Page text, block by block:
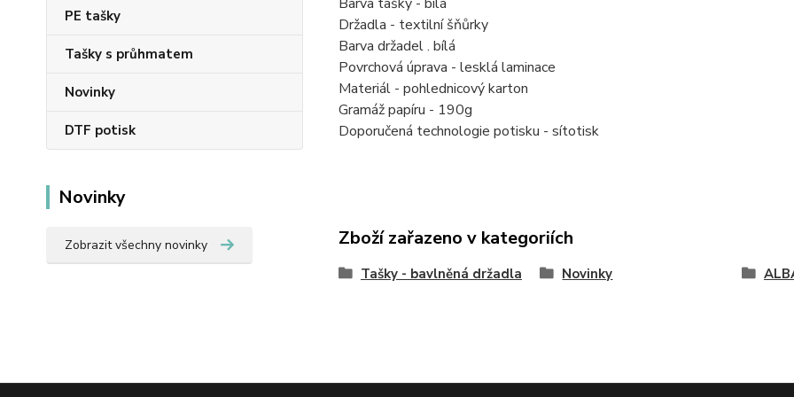
PE tašky
Tašky s průhmatem
Novinky
DTF potisk
Novinky
Zobrazit všechny novinky
Držadla - textilní šňůrky
Barva držadel . bílá
Povrchová úprava - lesklá laminace
Materiál - pohlednicový karton
Gramáž papíru - 190g
Doporučená technologie potisku - sítotisk
Zboží zařazeno v kategoriích
Tašky - bavlněná držadla Novinky